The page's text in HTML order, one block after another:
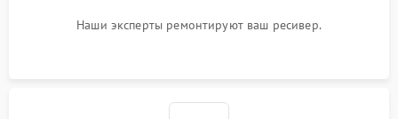
Наши эксперты ремонтируют ваш ресивер.